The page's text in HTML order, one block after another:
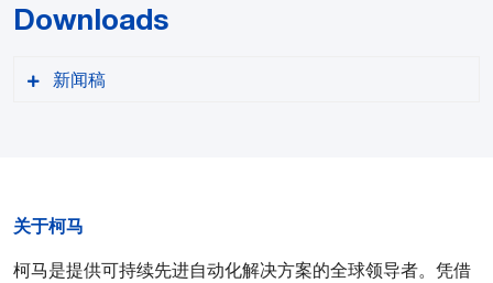
Downloads
新闻稿
PDF格式
关于柯马
柯马是提供可持续先进自动化解决方案的全球领导者。凭借